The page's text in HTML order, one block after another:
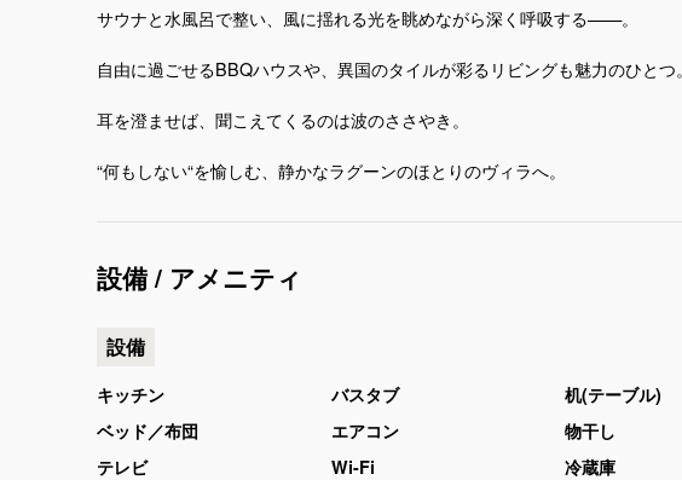
サウナと水風呂で整い、風に揺れる光を眺めながら深く呼吸する——。
自由に過ごせるBBQハウスや、異国のタイルが彩るリビングも魅力のひとつ。
耳を澄ませば、聞こえてくるのは波のささやき。
設備 / アメニティ
設備
キッチン バスタブ 机(テーブル)
ベッド／布団
エアコン 物干し
テレビ
Wi-Fi 冷蔵庫